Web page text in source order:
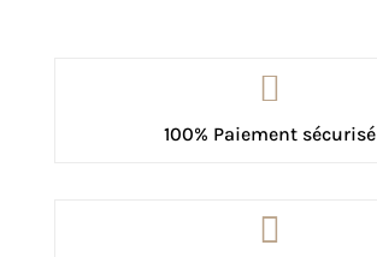

100% Paiement sécurisé
